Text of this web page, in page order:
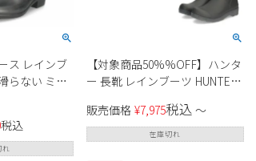
ス レインブ
らない ミリ
ワール ブラ
ツ ロング丈
税込
れ
【対象商品50%%OFF】ハンタ
ー 長靴 レインブーツ HUNTER
トランスルーセント ソール ブ
ーツ WFS4001RMA 4001
販売価格 ¥7,975税込 〜
在庫切れ